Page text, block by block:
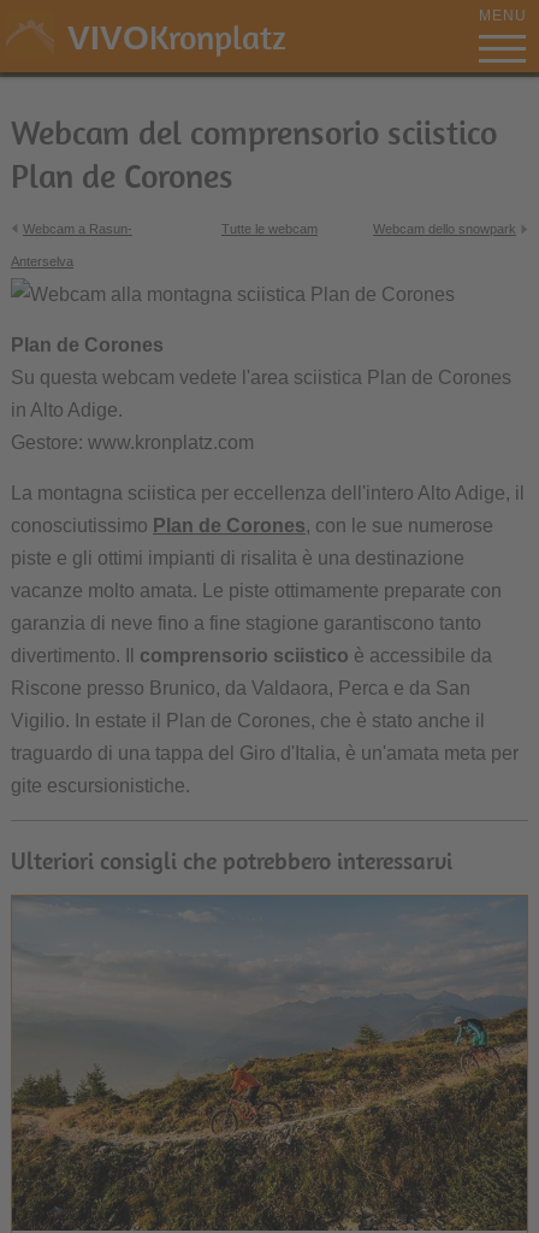
VIVOKronplatz MENU
Webcam del comprensorio sciistico
Plan de Corones
Webcam a Rasun-
Anterselva
Tutte le webcam Webcam dello snowpark
Plan de Corones
Su questa webcam vedete l'area sciistica Plan de Corones
in Alto Adige.
Gestore: www.kronplatz.com
La montagna sciistica per eccellenza dell'intero Alto Adige, il
conosciutissimo Plan de Corones, con le sue numerose
piste e gli ottimi impianti di risalita è una destinazione
vacanze molto amata. Le piste ottimamente preparate con
garanzia di neve fino a fine stagione garantiscono tanto
divertimento. Il comprensorio sciistico è accessibile da
Riscone presso Brunico, da Valdaora, Perca e da San
Vigilio. In estate il Plan de Corones, che è stato anche il
traguardo di una tappa del Giro d'Italia, è un'amata meta per
gite escursionistiche.
Ulteriori consigli che potrebbero interessarvi